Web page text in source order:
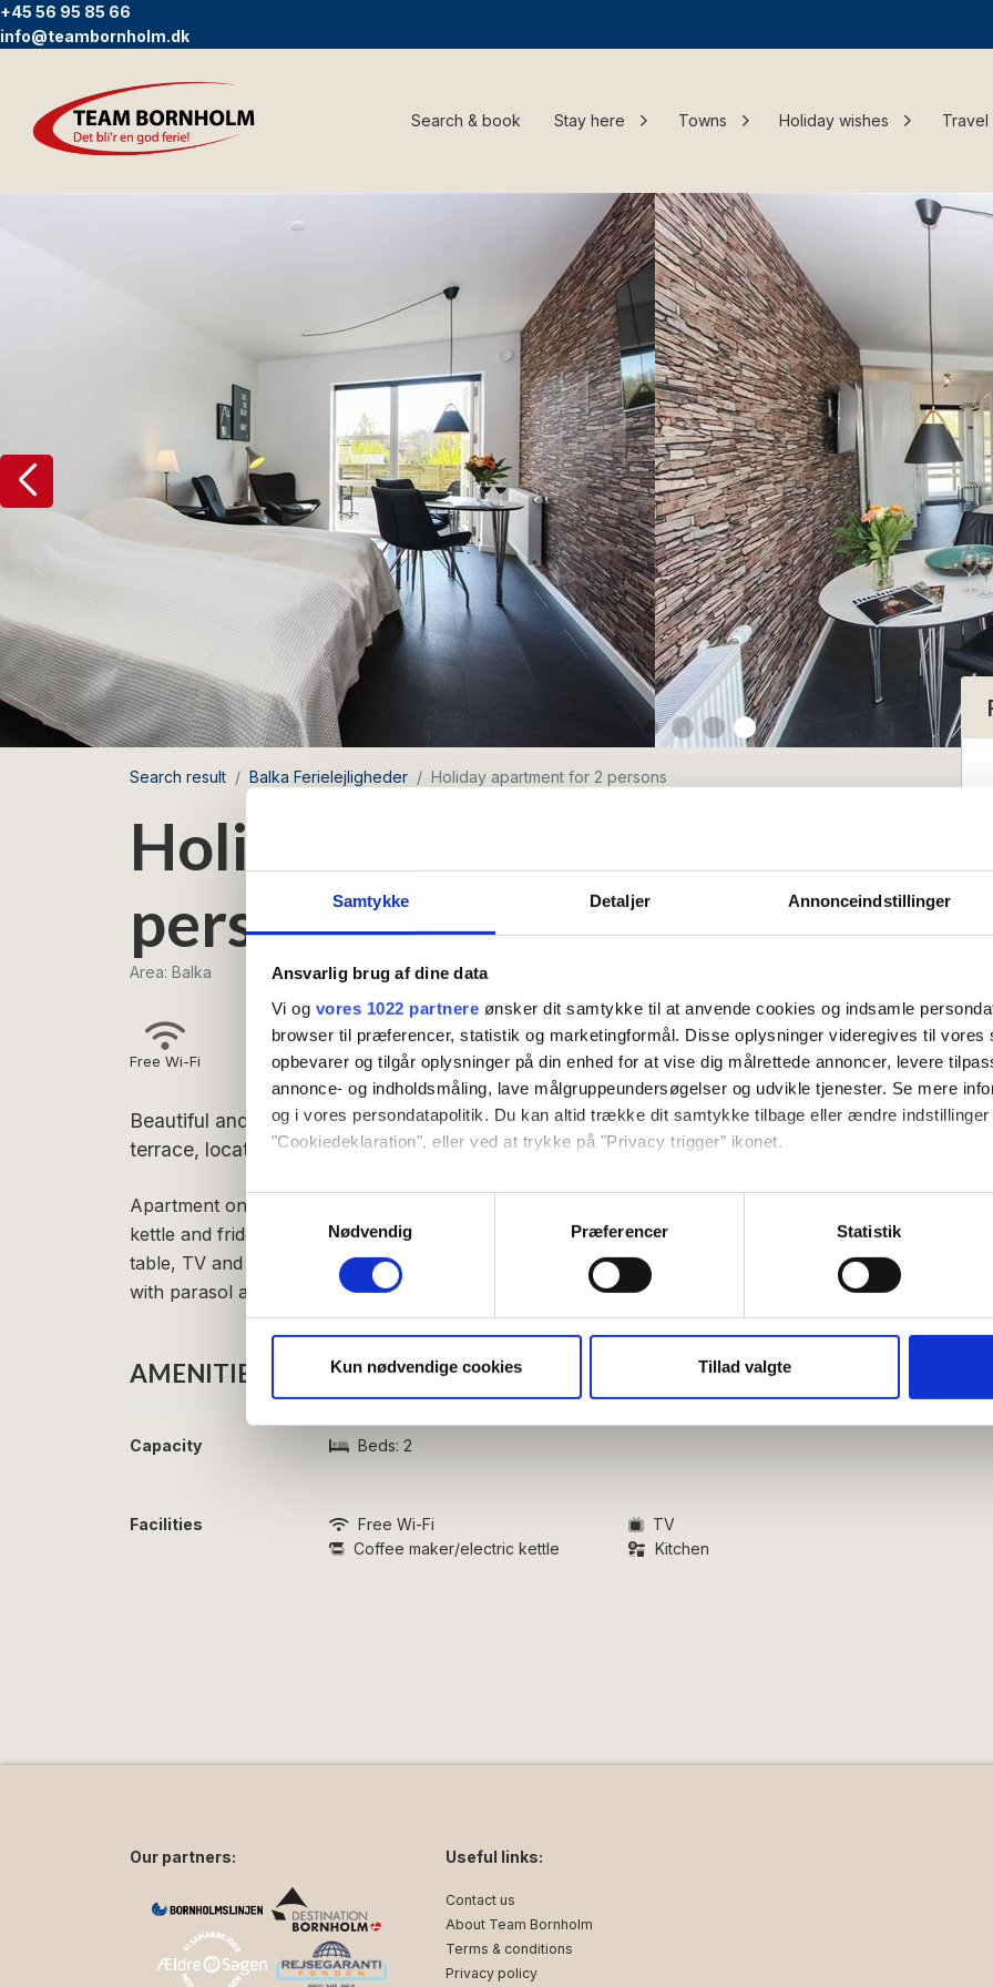
Samtykke Detaljer Annonceindstillinger
Ansvarlig brug af dine data
Vi og vores 1022 partnere ønsker dit samtykke til at anvende cookies og indsamle
browser til præferencer, statistik og marketingformål. Disse oplysninger videregives til vores
opbevarer og tilgår oplysninger på din enhed for at vise dig målrettede annoncer, levere
annonce- og indholdsmåling, lave målgruppeundersøgelser og udvikle tjenester. Se mere
og i vores persondatapolitik. Du kan altid trække dit samtykke tilbage eller ændre indstillinger
"Cookiedeklaration", eller ved at trykke på "Privacy trigger" ikonet.
Hvis du tillader det, vil vi også gerne:
Indsamle præcise oplysninger om din placering, der kan være nøjagtig inden for få
Dine valg anvendes på hele websitet.
Vi bruger cookies til at tilpasse vores indhold og annoncer, til at vise dig funktioner til sociale
vores trafik. Vi deler også oplysninger om din brug af vores hjemmeside med vores partnere
Samtykkevalg
Nødvendig
Præferencer Statistik
Kun nødvendige cookies Tillad valgte
+45 56 95 85 66
info@teambornholm.dk
Search & book Stay here Towns Holiday wishes Travel
Search result Balka Ferielejligheder Holiday apartment for 2 persons
Holiday apartment for 2
persons
Area: Balka
Free Wi-Fi
Beautiful and inviting apartment of 26 m2 with its own southwest-facing sun
terrace, located just 400 meters from the beautiful sandy beach of Balka.
Apartment on the ground floor with entrance hall, kitchen with coffee maker, electric
kettle and fridge with freezer compartment, bathroom and living room with dining
table, TV and double bed. From the living room there is access to a private terrace
with parasol and barbecue.
AMENITIES
Capacity Beds: 2
Facilities Free Wi-Fi
TV
Coffee maker/electric kettle
Kitchen
Our partners: Useful links:
Contact us
About Team Bornholm
Terms & conditions
Privacy policy